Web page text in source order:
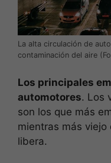
La alta circulación de
contaminación del aire
Los principales
automotores. Los
son los que más
mientras más viejo
libera.